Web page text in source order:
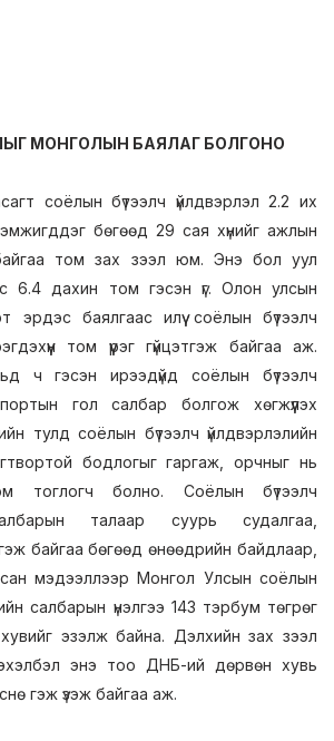
МОНГОЛЫН БАЯЛАГ БОЛГОНО
соёлын бүтээлч үйлдвэрлэл 2.2 их
бөгөөд 29 сая хүнийг ажлын
том зах зээл юм. Энэ бол уул
6.4 дахин том гэсэн үг. Олон улсын
эрдэс баялгаас илүү соёлын бүтээлч
том үүрэг гүйцэтгэж байгаа аж.
ч гэсэн ирээдүйд соёлын бүтээлч
гол салбар болгож хөгжүүлэх
тулд соёлын бүтээлч үйлдвэрлэлийн
бодлогыг гаргаж, орчныг нь
тоглогч болно. Соёлын бүтээлч
талаар суурь судалгаа,
байгаа бөгөөд өнөөдрийн байдлаар,
мэдээллээр Монгол Улсын соёлын
салбарын үнэлгээ 143 тэрбум төгрөг
эзэлж байна. Дэлхийн зах зээл
энэ тоо ДНБ-ий дөрвөн хувь
гэж үзэж байгаа аж.